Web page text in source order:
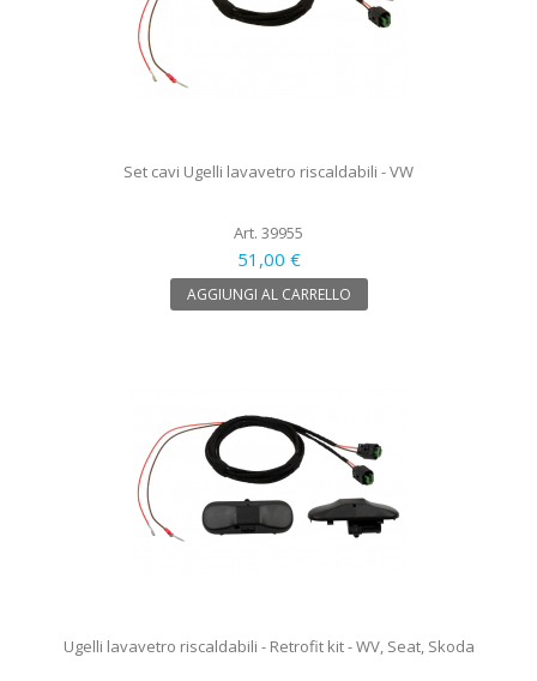
Set cavi Ugelli lavavetro riscaldabili - VW
Art. 39955
51,00 €
AGGIUNGI AL CARRELLO
Ugelli lavavetro riscaldabili - Retrofit kit - WV, Seat, Skoda